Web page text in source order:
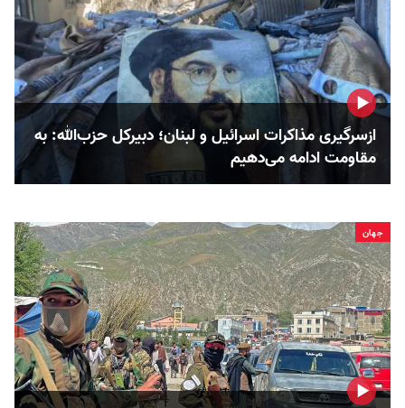
ازسرگیری مذاکرات اسرائیل و لبنان؛ دبیرکل حزب‌الله: به
مقاومت ادامه می‌دهیم
جهان